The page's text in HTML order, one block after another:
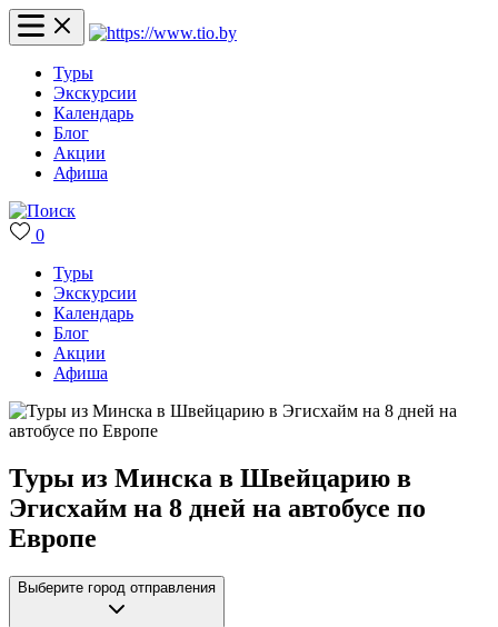
Туры
Экскурсии
Календарь
Блог
Акции
Афиша
0
Туры
Экскурсии
Календарь
Блог
Акции
Афиша
Туры из Минска в Швейцарию в
Эгисхайм на 8 дней на автобусе по
Европе
Выберите город отправления